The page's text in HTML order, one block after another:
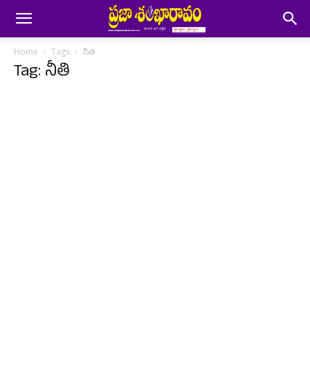
Home Tags నీతి
Tag: నీతి